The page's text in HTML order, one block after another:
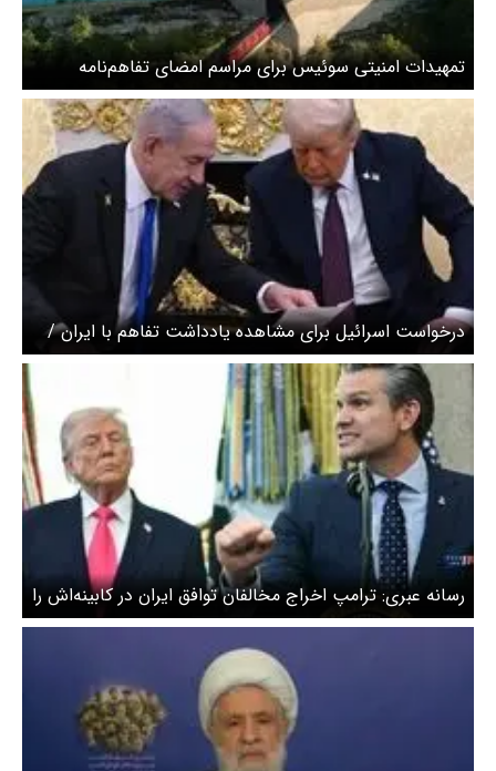
تمهیدات امنیتی سوئیس برای مراسم امضای تفاهم‌نامه
درخواست اسرائیل برای مشاهده یادداشت تفاهم با ایران /
آمریکا رد کرد
رسانه عبری: ترامپ اخراج مخالفان توافق ایران در کابینه‌اش را
بررسی می‌کند